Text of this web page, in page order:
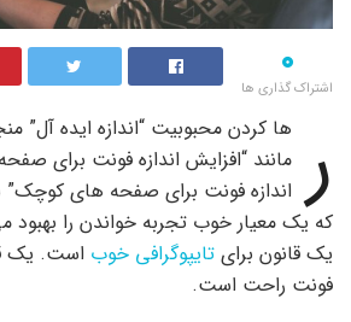
۰
اشتراک گذاری ها
ر
ها کردن محبوبیت “اندازه ایده آل”
مانند “افزایش اندازه فونت برای
اندازه فونت برای صفحه های
که یک معیار خوب تجربه خواندن را بهبود
یک قانون برای تایپوگرافی خوب است. یک
فونت راحت است.